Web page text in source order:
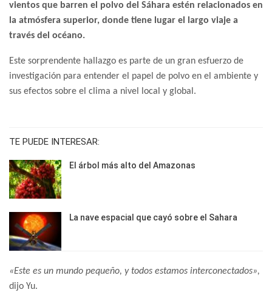
vientos que barren el polvo del Sáhara estén relacionados en
la atmósfera superior, donde tiene lugar el largo viaje a
través del océano.
Este sorprendente hallazgo es parte de un gran esfuerzo de
investigación para entender el papel de polvo en el ambiente y
sus efectos sobre el clima a nivel local y global.
TE PUEDE INTERESAR:
El árbol más alto del Amazonas
La nave espacial que cayó sobre el Sahara
«Este es un mundo pequeño, y todos estamos interconectados»,
dijo Yu.